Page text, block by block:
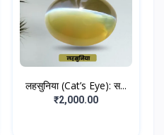
लहसुनिया (Cat’s Eye): स...
₹2,000.00